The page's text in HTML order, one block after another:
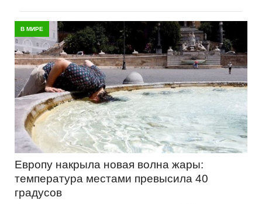
В МИРЕ
Европу накрыла новая волна жары:
температура местами превысила 40
градусов